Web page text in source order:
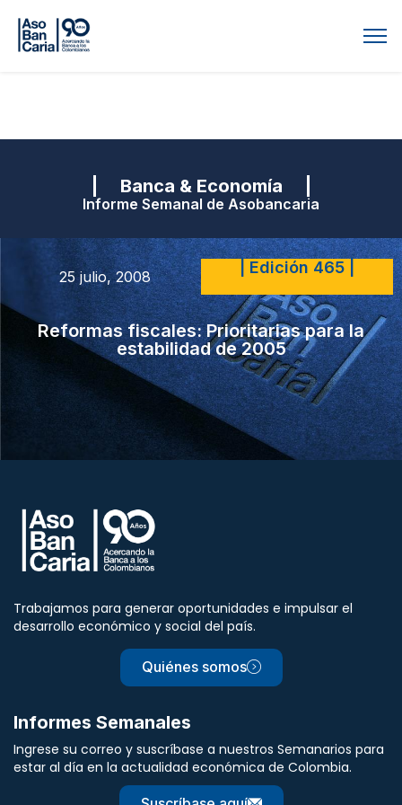
| Banca & Economía |
Informe Semanal de Asobancaria
25 julio, 2008 | Edición 465 |
Reformas fiscales: Prioritarias para la
estabilidad de 2005
Trabajamos para generar oportunidades e impulsar el
desarrollo económico y social del país.
Quiénes somos
Informes Semanales
Ingrese su correo y suscríbase a nuestros Semanarios para
estar al día en la actualidad económica de Colombia.